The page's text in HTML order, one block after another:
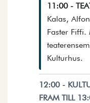
11:00 -
Kalas,
Faster Fiffi.
Kulturhus.
12:00 -
FRAM TILL